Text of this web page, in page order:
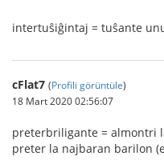
intertuŝiĝintaj = tuŝante
cFlat7 (Profili görüntüle)
18 Mart 2020 02:56:07
preterbriligante = almontri
preter la najbaran barilon